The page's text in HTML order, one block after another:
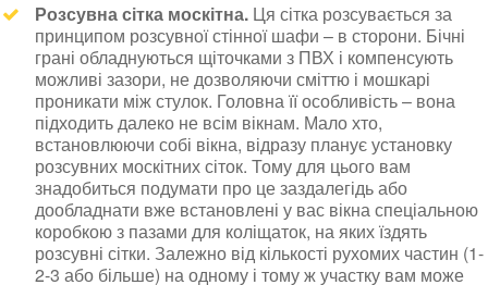
Розсувна сітка москітна. Ця сітка розсувається за
принципом розсувної стінної шафи – в сторони. Бічні
грані обладнуються щіточками з ПВХ і компенсують
можливі зазори, не дозволяючи сміттю і мошкарі
проникати між стулок. Головна її особливість – вона
підходить далеко не всім вікнам. Мало хто,
встановлюючи собі вікна, відразу планує установку
розсувних москітних сіток. Тому для цього вам
знадобиться подумати про це заздалегідь або
дообладнати вже встановлені у вас вікна спеціальною
коробкою з пазами для коліщаток, на яких їздять
розсувні сітки. Залежно від кількості рухомих частин (1-
2-3 або більше) на одному і тому ж участку вам може